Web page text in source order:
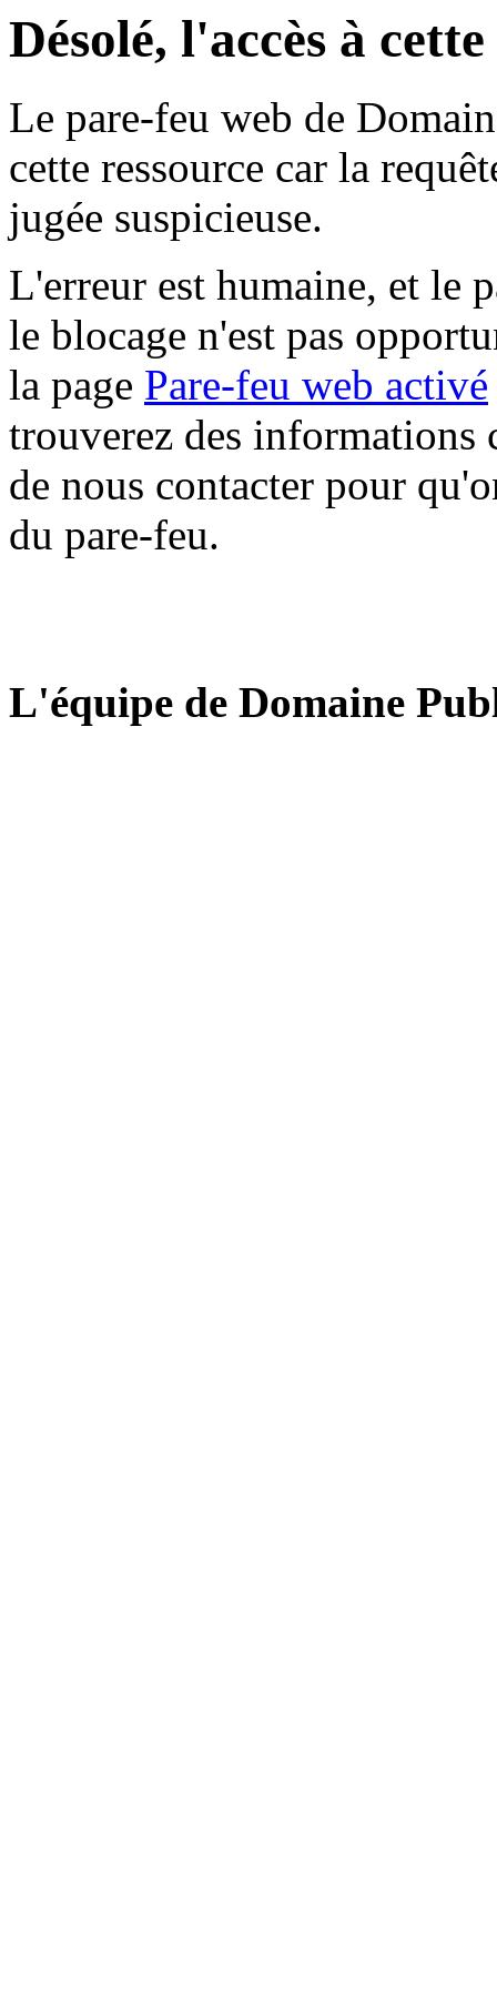
Désolé, l'accès à
Le pare-feu web de
cette ressource car la
jugée suspicieuse.
L'erreur est humaine, et le
le blocage n'est pas
la page Pare-feu web activé
trouverez des informations
de nous contacter pour
du pare-feu.
L'équipe de Domaine